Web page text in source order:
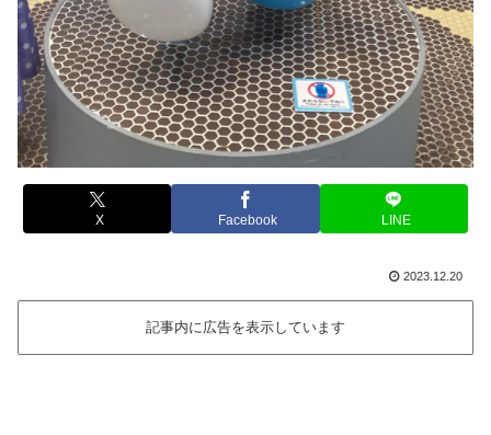
X Facebook LINE
2023.12.20
記事内に広告を表示しています